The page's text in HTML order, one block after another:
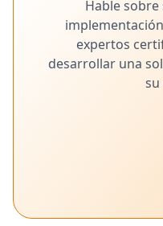
Hable sobre
expertos
desarrollar una
su